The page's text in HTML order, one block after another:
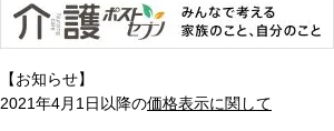
【お知らせ】
2021年4月1日以降の価格表示に関して